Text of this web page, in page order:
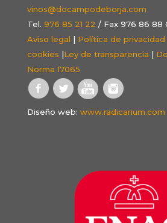
vinos@docampodeborja.com
Tel. 976 85 21 22 / Fax 976 86 88
Aviso legal | Política de privacidad
cookies |Ley de transparencia |
Norma 17065
Diseño web: www.radicarium.com